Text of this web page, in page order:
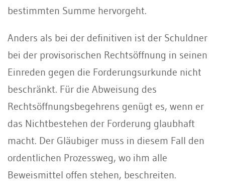
bestimmten Summe hervorgeht.
Anders als bei der definitiven ist der Schuldner
bei der provisorischen Rechtsöffnung in seinen
Einreden gegen die Forderungsurkunde nicht
beschränkt. Für die Abweisung des
Rechtsöffnungsbegehrens genügt es, wenn er
das Nichtbestehen der Forderung glaubhaft
macht. Der Gläubiger muss in diesem Fall den
ordentlichen Prozessweg, wo ihm alle
Beweismittel offen stehen, beschreiten.